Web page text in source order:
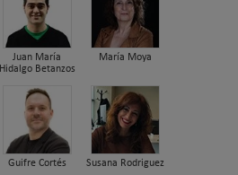
Juan María
Hidalgo Betanzos
María Moya
Guifre Cortés Susana Rodriguez